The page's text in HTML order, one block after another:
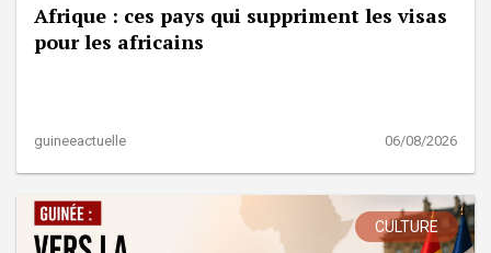
Afrique : ces pays qui suppriment les visas
pour les africains
guineeactuelle 06/08/2026
CULTURE